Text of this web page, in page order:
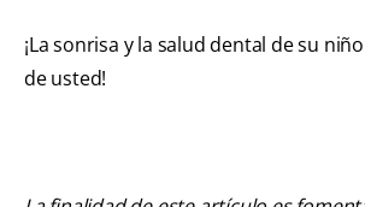
¡La sonrisa y la salud dental de su
de usted!